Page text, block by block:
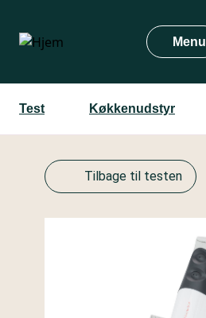
hovedindhold
Menu
Test Køkkenudstyr
Tilbage til testen